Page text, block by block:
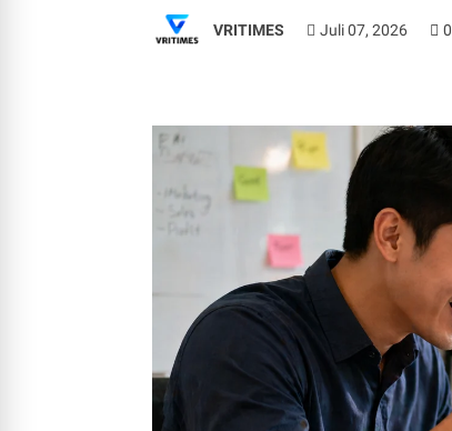
VRITIMES Juli 07, 2026 0